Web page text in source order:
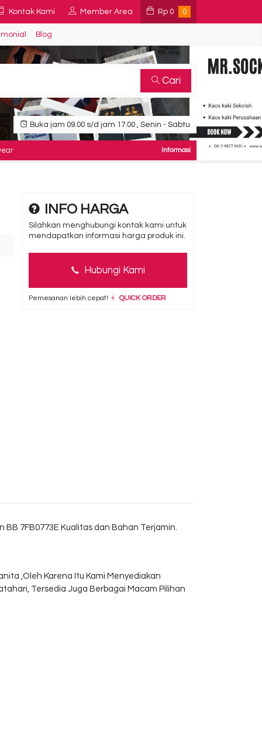
Kontak Kami Member Area Rp 0 0
Blog
Cari
Buka jam 09.00 s/d jam 17.00 , Senin - Sabtu
INFO HARGA
Silahkan menghubungi kontak kami untuk
mendapatkan informasi harga produk ini.
Hubungi Kami
Pemesanan lebih cepat! QUICK ORDER
BB 7FB0773E Kualitas dan Bahan Terjamin.
,Oleh Karena Itu Kami Menyediakan
Tersedia Juga Berbagai Macam Pilihan